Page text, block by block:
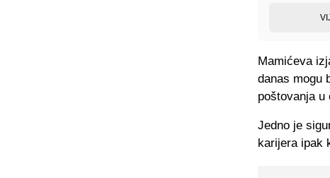
Mamićeva
danas mogu
poštovanja u
Jedno je
karijera ipak